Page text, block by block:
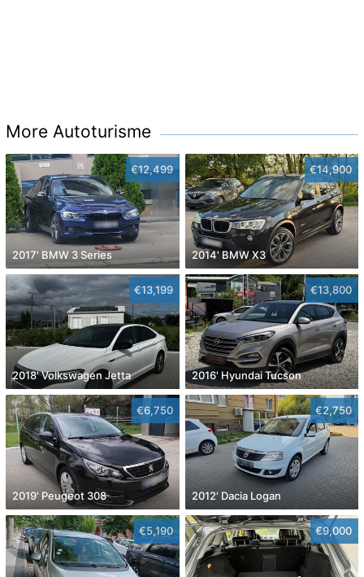
More Autoturisme
€12,499
2017' BMW 3 Series
€14,900
2014' BMW X3
€13,199
2018' Volkswagen Jetta
€13,800
2016' Hyundai Tucson
€6,750
2019' Peugeot 308
€2,750
2012' Dacia Logan
€5,190 €9,000